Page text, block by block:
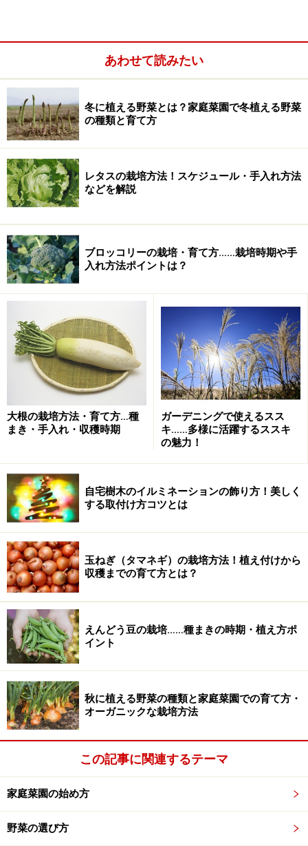
木酢液は、上手に使えば、オーガニックなガーデンニン
グの救世主にもなってくれる不思議な液体です。それで
は、木酢液の使い方や、意外な効果・効能に迫ってみま
しょう！
木酢液とは？ 成分・匂い・選び方のポイント
木酢液の使い方
木酢液の効果・効能：植物が健康になる、病害虫に
木酢液の意外な効果・効能：虫除け、野良猫除け
（匂いによる効果）
木酢液の希釈液で薬剤効果を高める
木酢液とは？ 成分・匂い・選び方のポイン
ト
木酢液を選ぶ際は、信頼できる品質のものを選ぶことが重要
木酢液とは、ひとことでいうと、炭を作る際に出る水蒸
気を冷やして、液体にしたものです。
■木酢液の成分
成分は木タール・酢酸・メタノール・アセトン・アセト
アルデヒド・フェノール等、その数は200種類以上にも
のぼるといわれています。ただ、初期の段階では有害な
成分を含んでいる場合が多いため、数カ月放置してか
ら、ろ過するなどの方法で、この有害成分を取り除きま
す。
■木酢液の匂い
焚火をしたときのケムリのような匂いがします。
■木酢液の購入時は「有害物質が含まれていないもの」
を選ぶ
あわせて読みたい
冬に植える野菜とは？家庭菜園で冬植える野菜
の種類と育て方
レタスの栽培方法！スケジュール・手入れ方法
などを解説
ブロッコリーの栽培・育て方……栽培時期や手
入れ方法ポイントは？
大根の栽培方法・育て方…種
まき・手入れ・収穫時期
ガーデニングで使えるスス
キ……多様に活躍するススキ
の魅力！
自宅樹木のイルミネーションの飾り方！美しく
する取付け方コツとは
玉ねぎ（タマネギ）の栽培方法！植え付けから
収穫までの育て方とは？
えんどう豆の栽培……種まきの時期・植え方ポ
イント
秋に植える野菜の種類と家庭菜園での育て方・
オーガニックな栽培方法
この記事に関連するテーマ
家庭菜園の始め方
野菜の選び方